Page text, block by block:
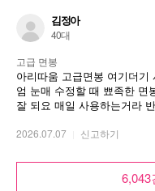
김정아
40대
고급 면봉
아리따움 고급면봉 여기더
엄 눈매 수정할 때 뾰족한 면봉사용하면 깔끔하게 정리가
잘 되요 매일 사용하는거라
2026.07.07 신고하기
6,043